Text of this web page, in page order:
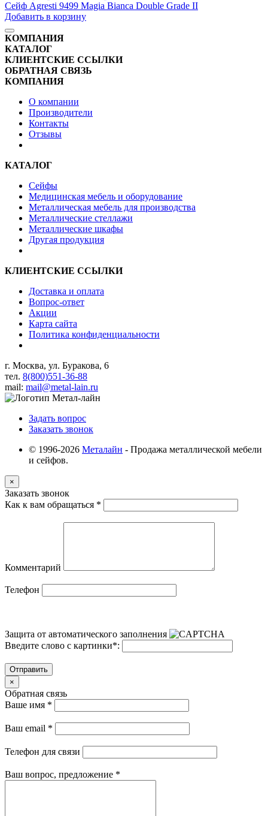
Сейф Agresti 9499 Magia Bianca Double Grade II
Добавить в корзину
КОМПАНИЯ
КАТАЛОГ
КЛИЕНТСКИЕ ССЫЛКИ
ОБРАТНАЯ СВЯЗЬ
КОМПАНИЯ
О компании
Производители
Контакты
Отзывы
КАТАЛОГ
Сейфы
Медицинская мебель и оборудование
Металлическая мебель для производства
Металлические стеллажи
Металлические шкафы
Другая продукция
КЛИЕНТСКИЕ ССЫЛКИ
Доставка и оплата
Вопрос-ответ
Акции
Карта сайта
Политика конфиденциальности
г. Москва, ул. Буракова, 6
тел. 8(800)551-36-88
mail: mail@metal-lain.ru
Задать вопрос
Заказать звонок
© 1996-2026 Металайн - Продажа металлической мебели
и сейфов.
×
Заказать звонок
Как к вам обращаться *
Комментарий
Телефон
Защита от автоматического заполнения
Введите слово с картинки*:
Отправить
×
Обратная связь
Ваше имя *
Ваш email *
Телефон для связи
Ваш вопрос, предложение *